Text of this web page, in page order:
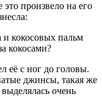
произвело на его
кокосовых пальм
кокосами?
её с ног до головы.
джинсы, такая же
очень